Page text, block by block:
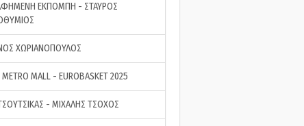
ΕΚΠΟΜΠΗ - ΣΤΑΥΡΟΣ
ΧΩΡΙΑΝΟΠΟΥΛΟΣ
METRO MALL - EUROBASKET 2025
- ΜΙΧΑΛΗΣ ΤΣΟΧΟΣ